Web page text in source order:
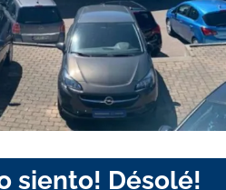
siento! Désolé!